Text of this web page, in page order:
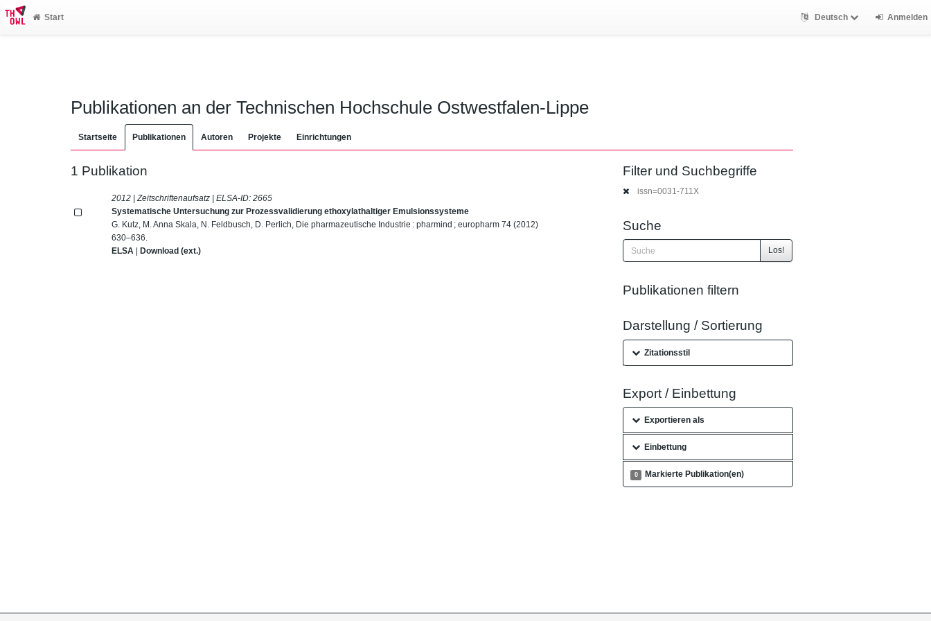
Start Deutsch Anmelden
Publikationen an der Technischen Hochschule Ostwestfalen-Lippe
Startseite Publikationen Autoren Projekte Einrichtungen
1 Publikation
2012 | Zeitschriftenaufsatz | ELSA-ID:2665
Systematische Untersuchung zur Prozessvalidierung ethoxylathaltiger Emulsionssysteme
G. Kutz, M. Anna Skala, N. Feldbusch, D. Perlich, Die pharmazeutische Industrie : pharmind ; europharm 74 (2012)
630–636.
ELSA |Download (ext.)
Filter und Suchbegriffe
issn=0031-711X
Suche
Los!
Publikationen filtern
Darstellung / Sortierung
Zitationsstil
Export / Einbettung
Exportieren als
Einbettung
0 Markierte Publikation(en)